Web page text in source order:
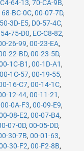
C4-64-13, 70-CA-9B,
68-BC-0C, 00-07-7D,
50-3D-E5, D0-57-4C,
54-75-D0, EC-C8-82,
26-99, 00-23-EA,
22-BD, 00-23-5D,
1C-B1 , 00-1D-A1 ,
00-1C-57, 00-19-55,
16-C7, 00-14-1C,
12-44, 00-11-21 ,
00-0A-F3, 00-09-E9,
08-E2, 00-07-B4,
07-0D, 00-05-DD,
30-7B, 00-01-63,
30-F2, 00-F2-8B,